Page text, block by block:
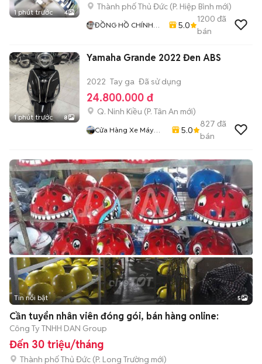
1 phút trước 4
Thành phố Thủ Đức (P. Hiệp Bình mới)
ĐỒNG HỒ CHÍNH
5.0
1200 đã
bán
1 phút trước 8
Yamaha Grande 2022 Đen ABS
2022 Tay ga Đã sử dụng
24.800.000 đ
Q. Ninh Kiều (P. Tân An mới)
Cửa Hàng Xe Máy
5.0
827 đã
bán
Tin nổi bật 5
Cần tuyển nhân viên đóng gói, bán hàng online:
Công Ty TNHH DAN Group
Đến 30 triệu/tháng
Thành phố Thủ Đức (P. Long Trường mới)